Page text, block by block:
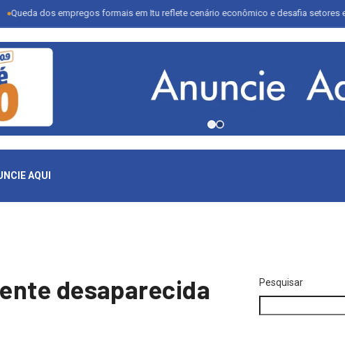
empregos formais em Itu reflete cenário econômico e desafia setores estratégicos
AQUI
desaparecida
Pesquisar